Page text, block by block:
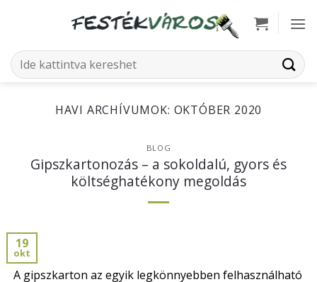
Keresés
a
HAVI ARCHÍVUMOK: OKTÓBER 2020
BLOG
Gipszkartonozás – a sokoldalú, gyors és
költséghatékony megoldás
19
okt
A gipszkarton az egyik legkönnyebben felhasználható